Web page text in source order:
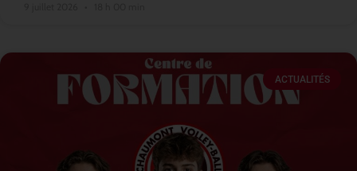
ACTUALITÉS